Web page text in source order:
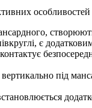
особливостей
є
під